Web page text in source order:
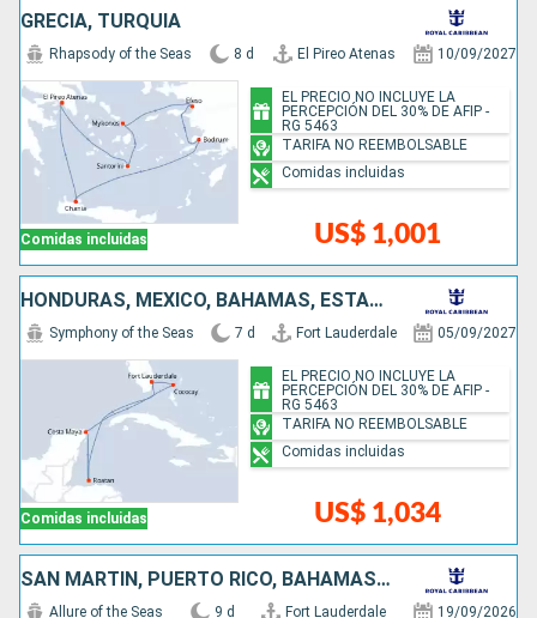
GRECIA, TURQUÍA
Comidas incluidas
Rhapsody of the Seas 8 d El Pireo Atenas 10/09/2027
US$ 1,001
EL PRECIO NO INCLUYE LA
PERCEPCIÓN DEL 30% DE AFIP -
RG 5463
TARIFA NO REEMBOLSABLE
Comidas incluidas
HONDURAS, MÉXICO, BAHAMAS, ESTADOS UNIDOS
Comidas incluidas
Symphony of the Seas 7 d Fort Lauderdale 05/09/2027
US$ 1,034
EL PRECIO NO INCLUYE LA
PERCEPCIÓN DEL 30% DE AFIP -
RG 5463
TARIFA NO REEMBOLSABLE
Comidas incluidas
SAN MARTÍN, PUERTO RICO, BAHAMAS, ESTADOS UNIDOS
Allure of the Seas 9 d Fort Lauderdale 19/09/2026